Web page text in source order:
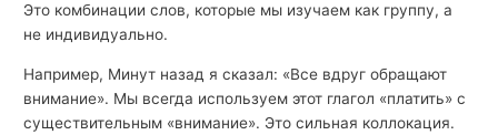
Это комбинации слов, которые мы изучаем как группу, а
не индивидуально.
Например, Минут назад я сказал: «Все вдруг обращают
внимание». Мы всегда используем этот глагол «платить» с
существительным «внимание». Это сильная коллокация.